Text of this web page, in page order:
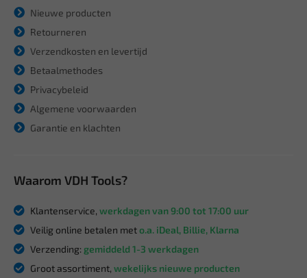
Nieuwe producten
Retourneren
Verzendkosten en levertijd
Betaalmethodes
Privacybeleid
Algemene voorwaarden
Garantie en klachten
Waarom VDH Tools?
Klantenservice, werkdagen van 9:00 tot 17:00 uur
Veilig online betalen meto.a. iDeal, Billie, Klarna
Verzending: gemiddeld 1-3 werkdagen
Groot assortiment, wekelijks nieuwe producten